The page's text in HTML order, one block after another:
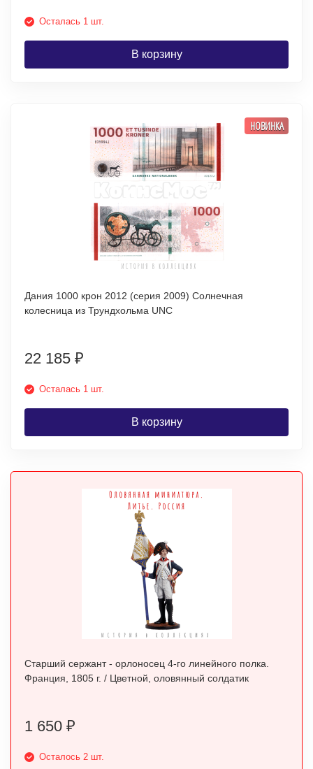
Осталась 1 шт.
В корзину
НОВИНКА
Дания 1000 крон 2012 (серия 2009) Солнечная
колесница из Трундхольма UNC
22 185 ₽
Осталась 1 шт.
В корзину
Старший сержант - орлоносец 4-го линейного полка.
Франция, 1805 г. / Цветной, оловянный солдатик
1 650 ₽
Осталось 2 шт.